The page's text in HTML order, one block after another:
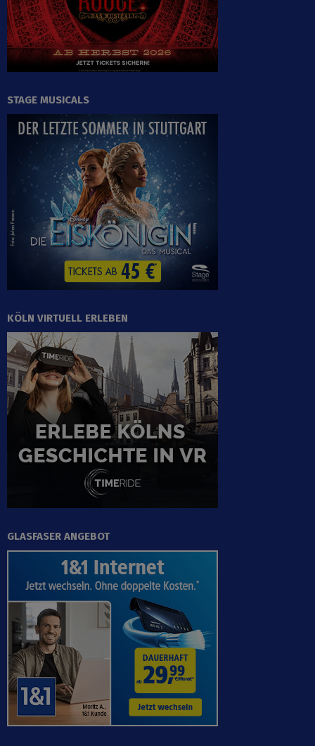
STAGE MUSICALS
KÖLN VIRTUELL ERLEBEN
GLASFASER ANGEBOT